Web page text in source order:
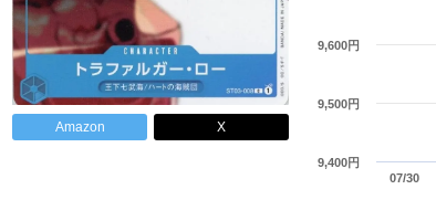
Amazon X
07/30
9,400円
9,500円
9,600円